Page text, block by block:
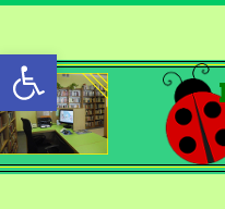
Open toolbar